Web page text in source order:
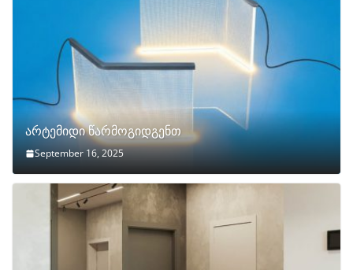
არტემიდი წარმოგიდგენთ
September 16, 2025